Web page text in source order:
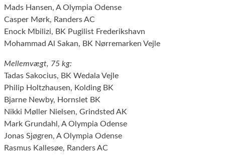
Mads Hansen, A Olympia Odense
Casper Mørk, Randers AC
Enock Mbilizi, BK Pugilist Frederikshavn
Mohammad Al Sakan, BK Nørremarken Vejle
Mellemvægt, 75 kg:
Tadas Sakocius, BK Wedala Vejle
Philip Holtzhausen, Kolding BK
Bjarne Newby, Hornslet BK
Nikki Møller Nielsen, Grindsted AK
Mark Grundahl, A Olympia Odense
Jonas Sjøgren, A Olympia Odense
Rasmus Kallesøe, Randers AC